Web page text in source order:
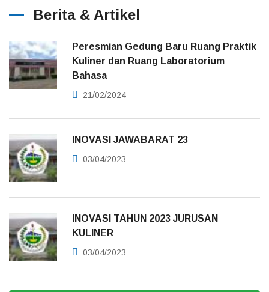
Berita & Artikel
Peresmian Gedung Baru Ruang Praktik
Kuliner dan Ruang Laboratorium
Bahasa
21/02/2024
INOVASI JAWABARAT 23
03/04/2023
INOVASI TAHUN 2023 JURUSAN
KULINER
03/04/2023